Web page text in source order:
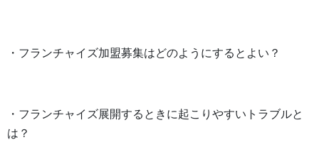
・フランチャイズ加盟募集はどのようにするとよい？
・フランチャイズ展開するときに起こりやすいトラブルと
は？